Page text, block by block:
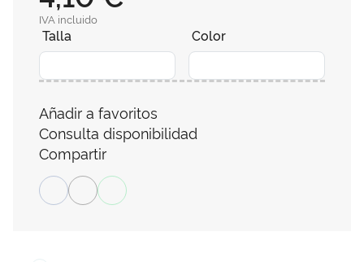
IVA incluido
Talla Color
Añadir a favoritos
Consulta disponibilidad
Compartir